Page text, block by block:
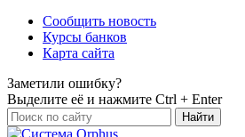
Сообщить новость
Курсы банков
Карта сайта
Заметили ошибку?
Выделите её и нажмите Ctrl + Enter